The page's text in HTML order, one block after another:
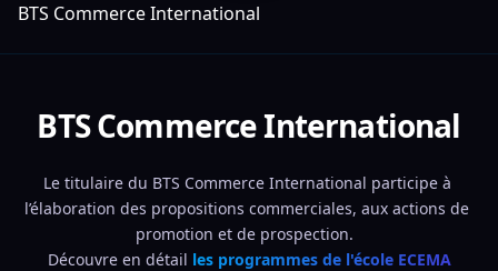
BTS Commerce International
BTS Commerce International
Le titulaire du BTS Commerce International participe à
l’élaboration des propositions commerciales, aux actions de
promotion et de prospection.
Découvre en détail les programmes de l'école ECEMA